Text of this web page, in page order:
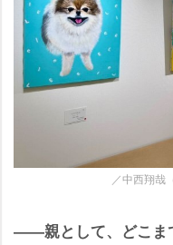
／中西翔哉
――親として、どこま